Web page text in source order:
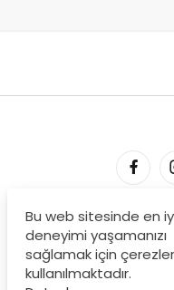
HESABIM
ÇEREZLER
BIZE
Bu web sitesinde en
deneyimi yaşamanızı
sağlamak için çerezler
kullanılmaktadır.